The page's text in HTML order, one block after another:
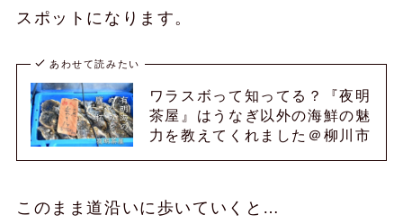
スポットになります。
あわせて読みたい
ワラスボって知ってる？『夜明
茶屋』はうなぎ以外の海鮮の魅
力を教えてくれました＠柳川市
このまま道沿いに歩いていくと…